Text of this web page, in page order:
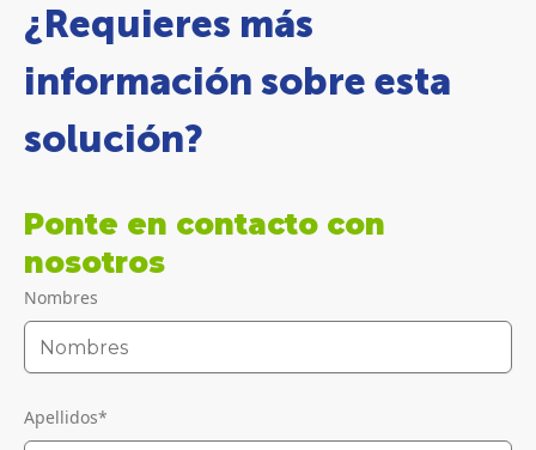
¿Requieres más
información sobre esta
solución?
Ponte en contacto con
nosotros
Nombres
Apellidos*